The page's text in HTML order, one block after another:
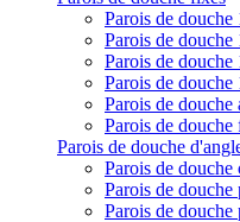
Parois de douche
Parois de
Parois de
Parois de
Parois de douche
Parois de
Parois de douche
Parois de douche
Parois de douche
Parois de douche